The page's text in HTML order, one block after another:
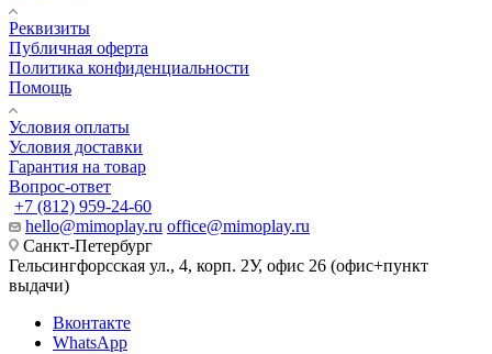
Реквизиты
Публичная оферта
Политика конфиденциальности
Помощь
Условия оплаты
Условия доставки
Гарантия на товар
Вопрос-ответ
+7 (812) 959-24-60
hello@mimoplay.ru office@mimoplay.ru
Санкт-Петербург
Гельсингфорсская ул., 4, корп. 2У, офис 26 (офис+пункт
выдачи)
Вконтакте
WhatsApp